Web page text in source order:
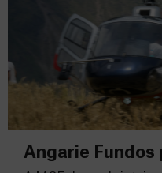
Angarie Fundos